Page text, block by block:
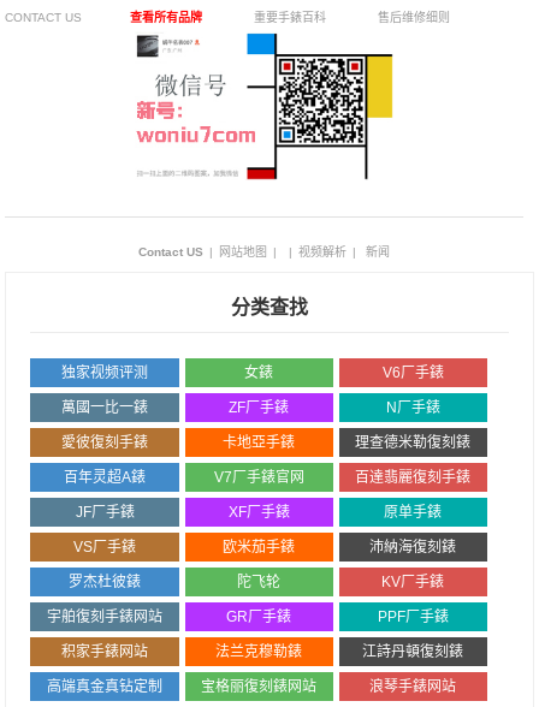
CONTACT US 查看所有品牌 重要手錶百科 售后维修细则
Contact US | 网站地图 | | 视频解析 | 新闻
分类查找
独家视频评测 女錶 V6厂手錶
萬國一比一錶 ZF厂手錶 N厂手錶
愛彼復刻手錶 卡地亞手錶 理查德米勒復刻錶
百年灵超A錶 V7厂手錶官网 百達翡麗復刻手錶
JF厂手錶 XF厂手錶 原单手錶
VS厂手錶 欧米茄手錶 沛納海復刻錶
罗杰杜彼錶 陀飞轮 KV厂手錶
宇舶復刻手錶网站 GR厂手錶 PPF厂手錶
积家手錶网站 法兰克穆勒錶 江詩丹頓復刻錶
高端真金真钻定制 宝格丽復刻錶网站 浪琴手錶网站